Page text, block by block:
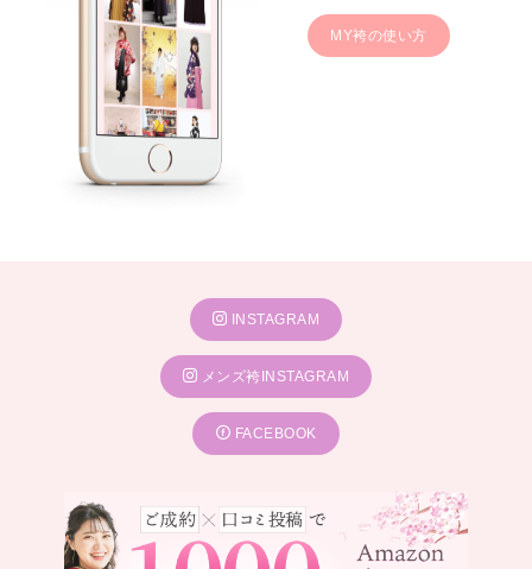
MY袴の使い方
INSTAGRAM
メンズ袴INSTAGRAM
FACEBOOK